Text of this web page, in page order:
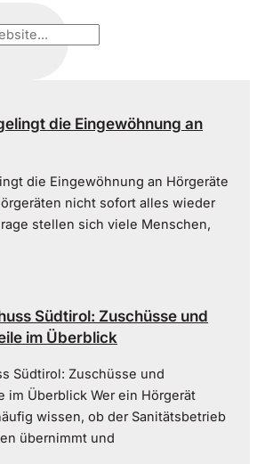
die Eingewöhnung an
die Eingewöhnung an Hörgeräte
nicht sofort alles wieder
stellen sich viele Menschen,
Südtirol: Zuschüsse und
im Überblick
Südtirol: Zuschüsse und
im Überblick Wer ein Hörgerät
wissen, ob der Sanitätsbetrieb
übernimmt und